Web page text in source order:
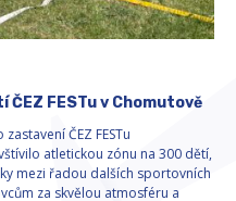
FESTu v Chomutově
ČEZ FESTu
atletickou zónu na 300 dětí,
mezi řadou dalších sportovních
za skvělou atmosféru a